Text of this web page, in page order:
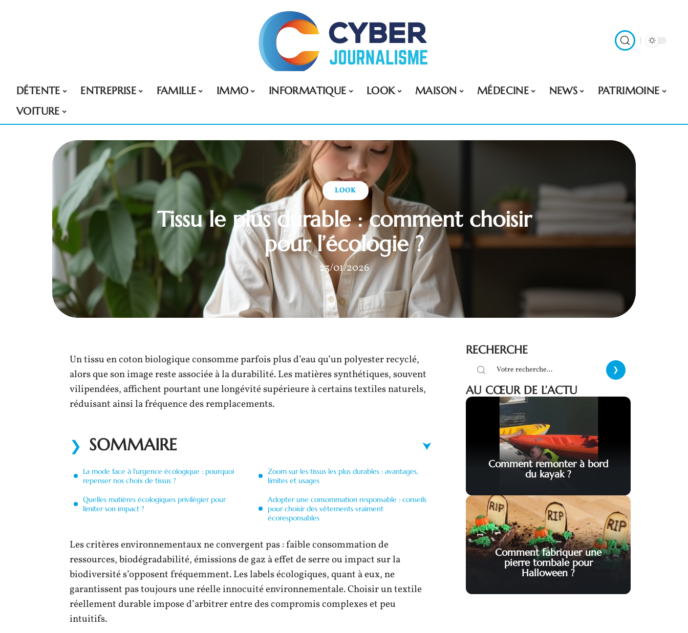
DÉTENTE ENTREPRISE FAMILLE IMMO INFORMATIQUE LOOK MAISON MÉDECINE NEWS
PATRIMOINE
VOITURE
LOOK
Tissu le plus durable : comment choisir
pour l’écologie ?
23/01/2026
Un tissu en coton biologique consomme parfois plus d’eau qu’un polyester recyclé,
alors que son image reste associée à la durabilité. Les matières synthétiques, souvent
vilipendées, affichent pourtant une longévité supérieure à certains textiles naturels,
réduisant ainsi la fréquence des remplacements.
SOMMAIRE
La mode face à l’urgence écologique : pourquoi
repenser nos choix de tissus ?
Quelles matières écologiques privilégier pour
limiter son impact ?
Zoom sur les tissus les plus durables : avantages,
limites et usages
Adopter une consommation responsable : conseils
pour choisir des vêtements vraiment
écoresponsables
Les critères environnementaux ne convergent pas : faible consommation de
ressources, biodégradabilité, émissions de gaz à effet de serre ou impact sur la
biodiversité s’opposent fréquemment. Les labels écologiques, quant à eux, ne
garantissent pas toujours une réelle innocuité environnementale. Choisir un textile
réellement durable impose d’arbitrer entre des compromis complexes et peu
intuitifs.
RECHERCHE
AU CŒUR DE L’ACTU
Comment remonter à bord
du kayak ?
Comment fabriquer une
pierre tombale pour
Halloween ?